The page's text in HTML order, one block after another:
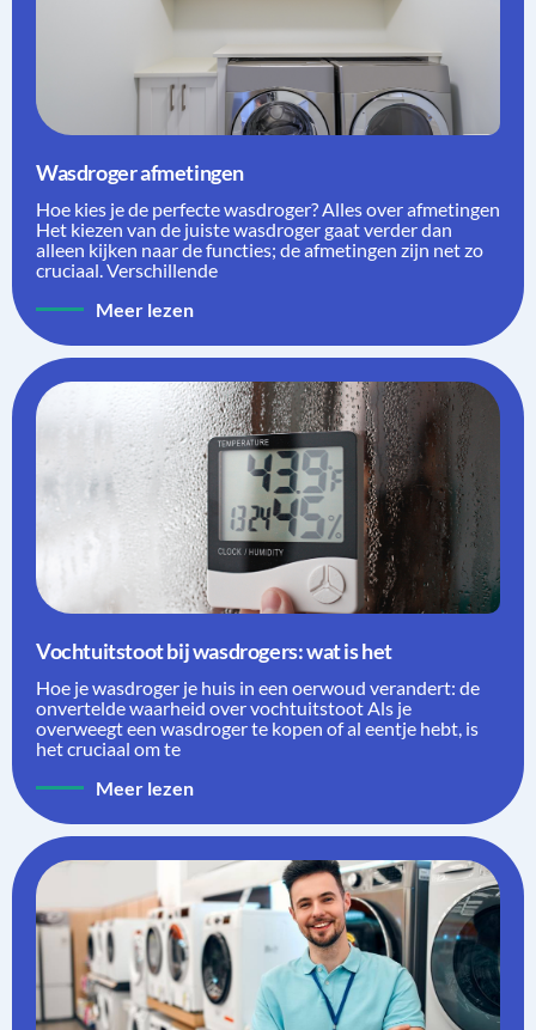
Wasdroger afmetingen
Hoe kies je de perfecte wasdroger? Alles over afmetingen
Het kiezen van de juiste wasdroger gaat verder dan
alleen kijken naar de functies; de afmetingen zijn net zo
cruciaal. Verschillende
Meer lezen
Vochtuitstoot bij wasdrogers: wat is het
Hoe je wasdroger je huis in een oerwoud verandert: de
onvertelde waarheid over vochtuitstoot Als je
overweegt een wasdroger te kopen of al eentje hebt, is
het cruciaal om te
Meer lezen